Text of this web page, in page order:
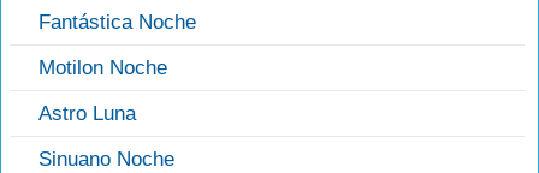
Fantástica Noche
Motilon Noche
Astro Luna
Sinuano Noche